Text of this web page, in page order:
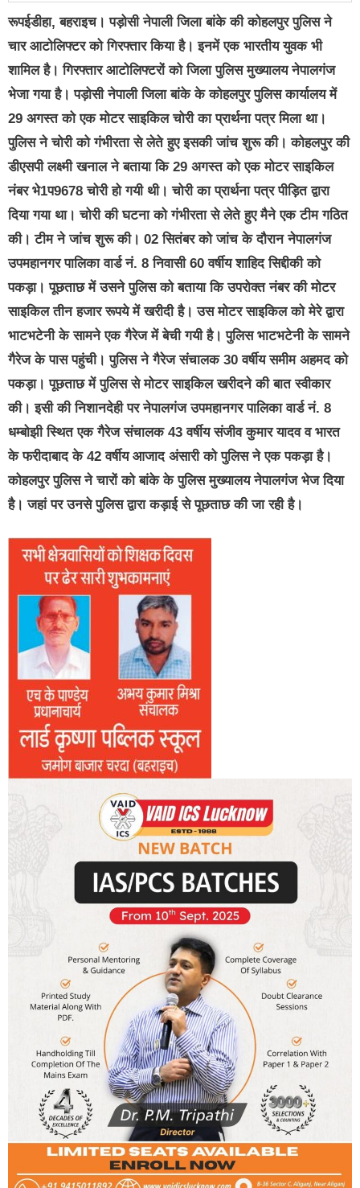
रूपईडीहा, बहराइच। पड़ोसी नेपाली जिला बांके की कोहलपुर पुलिस ने
चार आटोलिफ्टर को गिरफ्तार किया है। इनमें एक भारतीय युवक भी
शामिल है। गिरफ्तार आटोलिफ्टरों को जिला पुलिस मुख्यालय नेपालगंज
भेजा गया है। पड़ोसी नेपाली जिला बांके के कोहलपुर पुलिस कार्यालय में
29 अगस्त को एक मोटर साइकिल चोरी का प्रार्थना पत्र मिला था।
पुलिस ने चोरी को गंभीरता से लेते हुए इसकी जांच शुरू की। कोहलपुर की
डीएसपी लक्ष्मी खनाल ने बताया कि 29 अगस्त को एक मोटर साइकिल
नंबर भे1प9678 चोरी हो गयी थी। चोरी का प्रार्थना पत्र पीड़ित द्वारा
दिया गया था। चोरी की घटना को गंभीरता से लेते हुए मैने एक टीम गठित
की। टीम ने जांच शुरू की। 02 सितंबर को जांच के दौरान नेपालगंज
उपमहानगर पालिका वार्ड नं. 8 निवासी 60 वर्षीय शाहिद सिद्दीकी को
पकड़ा। पूछताछ में उसने पुलिस को बताया कि उपरोक्त नंबर की मोटर
साइकिल तीन हजार रूपये में खरीदी है। उस मोटर साइकिल को मेरे द्वारा
भाटभटेनी के सामने एक गैरेज में बेची गयी है। पुलिस भाटभटेनी के सामने
गैरेज के पास पहुंची। पुलिस ने गैरेज संचालक 30 वर्षीय समीम अहमद को
पकड़ा। पूछताछ में पुलिस से मोटर साइकिल खरीदने की बात स्वीकार
की। इसी की निशानदेही पर नेपालगंज उपमहानगर पालिका वार्ड नं. 8
धम्बोझी स्थित एक गैरेज संचालक 43 वर्षीय संजीव कुमार यादव व भारत
के फरीदाबाद के 42 वर्षीय आजाद अंसारी को पुलिस ने एक पकड़ा है।
कोहलपुर पुलिस ने चारों को बांके के पुलिस मुख्यालय नेपालगंज भेज दिया
है। जहां पर उनसे पुलिस द्वारा कड़ाई से पूछताछ की जा रही है।